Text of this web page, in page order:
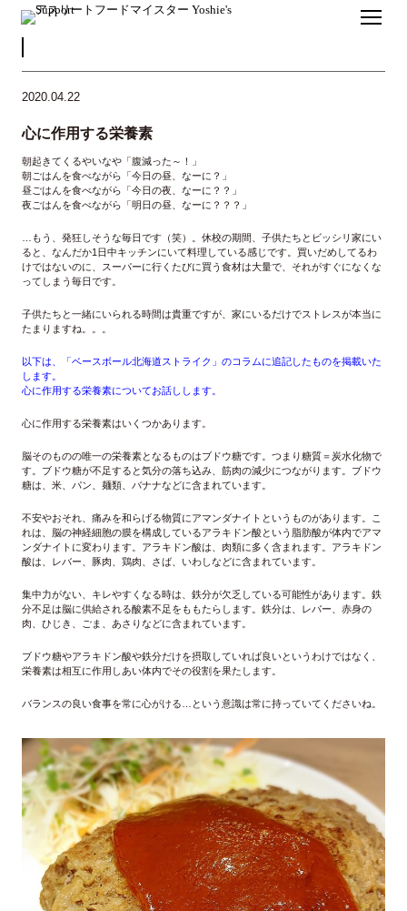
2020.04.22
心に作用する栄養素
朝起きてくるやいなや「腹減った～！」
朝ごはんを食べながら「今日の昼、なーに？」
昼ごはんを食べながら「今日の夜、なーに？？」
夜ごはんを食べながら「明日の昼、なーに？？？」
…もう、発狂しそうな毎日です（笑）。休校の期間、子供たちとビッシリ家にい
ると、なんだか1日中キッチンにいて料理している感じです。買いだめしてるわ
けではないのに、スーパーに行くたびに買う食材は大量で、それがすぐになくな
ってしまう毎日です。
子供たちと一緒にいられる時間は貴重ですが、家にいるだけでストレスが本当に
たまりますね。。。
以下は、「ベースボール北海道ストライク」のコラムに追記したものを掲載いた
します。
心に作用する栄養素についてお話しします。
心に作用する栄養素はいくつかあります。
脳そのものの唯一の栄養素となるものはブドウ糖です。つまり糖質＝炭水化物で
す。ブドウ糖が不足すると気分の落ち込み、筋肉の減少につながります。ブドウ
糖は、米、パン、麺類、バナナなどに含まれています。
不安やおそれ、痛みを和らげる物質にアマンダナイトというものがあります。こ
れは、脳の神経細胞の膜を構成しているアラキドン酸という脂肪酸が体内でアマ
ンダナイトに変わります。アラキドン酸は、肉類に多く含まれます。アラキドン
酸は、レバー、豚肉、鶏肉、さば、いわしなどに含まれています。
集中力がない、キレやすくなる時は、鉄分が欠乏している可能性があります。鉄
分不足は脳に供給される酸素不足をももたらします。鉄分は、レバー、赤身の
肉、ひじき、ごま、あさりなどに含まれています。
ブドウ糖やアラキドン酸や鉄分だけを摂取していれば良いというわけではなく、
栄養素は相互に作用しあい体内でその役割を果たします。
バランスの良い食事を常に心がける…という意識は常に持っていてくださいね。